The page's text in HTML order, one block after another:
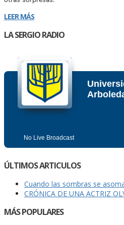
LEER MÁS
LA SERGIO RADIO
ÚLTIMOS ARTICULOS
Cuando las sombras se
CRÓNICA DE UNA ACTRIZ
MÁS POPULARES